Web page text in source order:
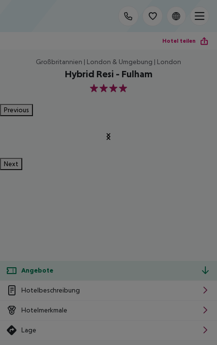
Hotel teilen
Großbritannien | London & Umgebung | London
Hybrid Resi - Fulham
4
Previous
Next
Angebote
Hotelbeschreibung
Hotelmerkmale
Lage